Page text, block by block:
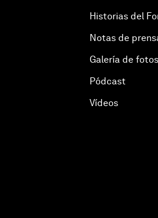
Historias del
Notas de
Galería de fotos
Pódcast
Vídeos